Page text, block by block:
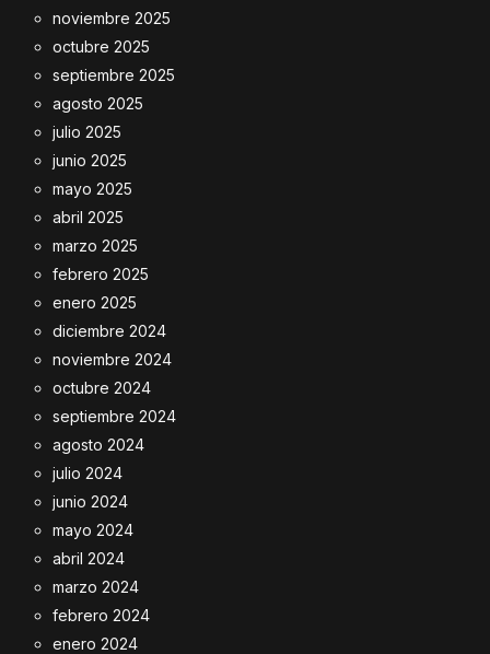
noviembre 2025
octubre 2025
septiembre 2025
agosto 2025
julio 2025
junio 2025
mayo 2025
abril 2025
marzo 2025
febrero 2025
enero 2025
diciembre 2024
noviembre 2024
octubre 2024
septiembre 2024
agosto 2024
julio 2024
junio 2024
mayo 2024
abril 2024
marzo 2024
febrero 2024
enero 2024